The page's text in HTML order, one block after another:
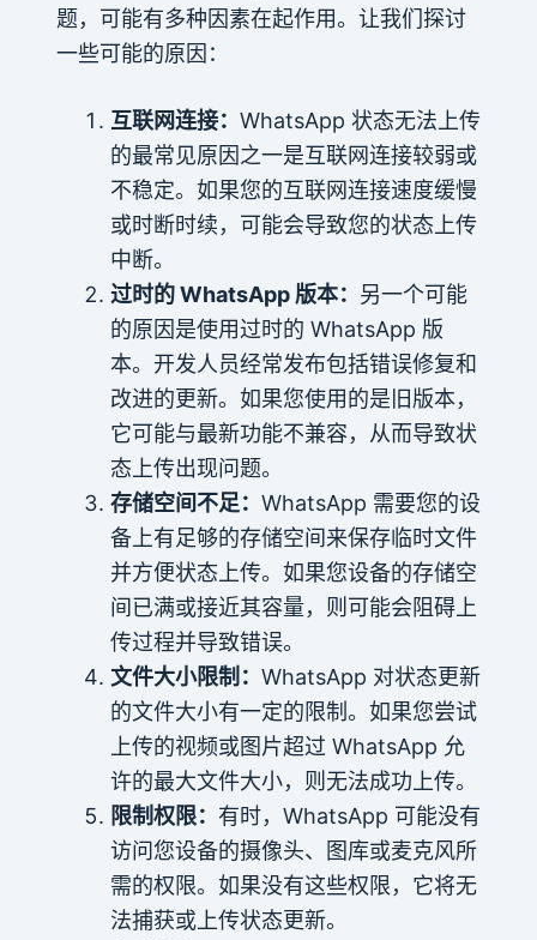
题，可能有多种因素在起作用。让我们探讨
一些可能的原因：
互联网连接： WhatsApp 状态无法上传
的最常见原因之一是互联网连接较弱或
不稳定。如果您的互联网连接速度缓慢
或时断时续，可能会导致您的状态上传
中断。
过时的 WhatsApp 版本： 另一个可能
的原因是使用过时的 WhatsApp 版
本。开发人员经常发布包括错误修复和
改进的更新。如果您使用的是旧版本，
它可能与最新功能不兼容，从而导致状
态上传出现问题。
存储空间不足： WhatsApp 需要您的设
备上有足够的存储空间来保存临时文件
并方便状态上传。如果您设备的存储空
间已满或接近其容量，则可能会阻碍上
传过程并导致错误。
文件大小限制： WhatsApp 对状态更新
的文件大小有一定的限制。如果您尝试
上传的视频或图片超过 WhatsApp 允
许的最大文件大小，则无法成功上传。
限制权限： 有时，WhatsApp 可能没有
访问您设备的摄像头、图库或麦克风所
需的权限。如果没有这些权限，它将无
法捕获或上传状态更新。